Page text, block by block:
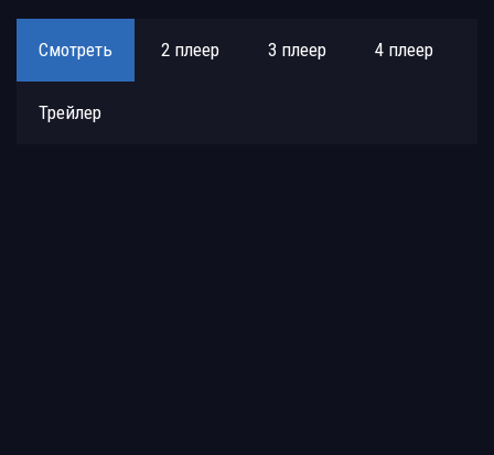
Смотреть 2 плеер 3 плеер 4 плеер
Трейлер